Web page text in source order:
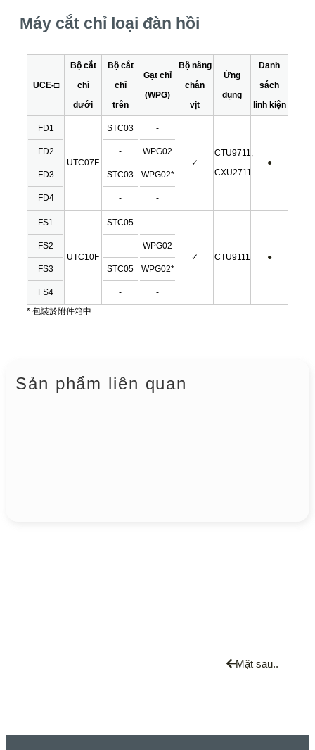
Máy cắt chỉ loại đàn hồi
UCE-□
Bộ cắt
chỉ
dưới
Bộ cắt
chỉ
trên
Gạt chỉ
(WPG)
Bộ nâng
chân
vịt
Ứng
dụng
Danh
sách
linh kiện
FD1
FD2
FD3
FD4
UTC07F
STC03
-
STC03
-
-
WPG02
WPG02*
-
✓
CTU9711,
CXU2711
●
FS1
FS2
FS3
FS4
UTC10F
STC05
-
STC05
-
-
WPG02
WPG02*
-
✓ CTU9111 ●
* 包裝於附件箱中
Sản phẩm liên quan
Mặt sau..